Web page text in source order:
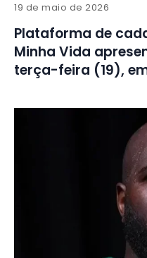
19 de maio de 2026
Plataforma de
Minha Vida
terça-feira (19),